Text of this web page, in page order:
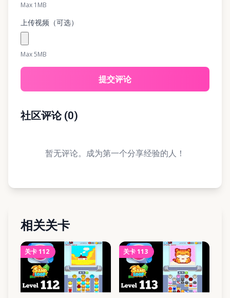
Max 1MB
上传视频（可选）
Max 5MB
提交评论
社区评论(0)
暂无评论。成为第一个分享经验的人！
相关关卡
关卡112 关卡113